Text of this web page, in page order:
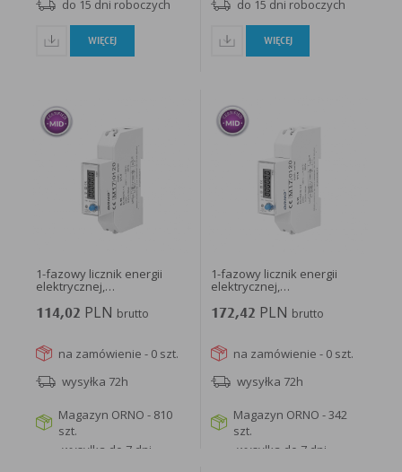
do 15 dni roboczych
WIĘCEJ
do 15 dni roboczych
WIĘCEJ
1-fazowy licznik energii
elektrycznej,
dwukierunkowy...
114,02 PLN brutto
na zamówienie - 0 szt.
wysyłka 72h
Magazyn ORNO - 810
szt.
wysyłka do 7 dni
1-fazowy licznik energii
elektrycznej,
dwukierunkowy...
172,42 PLN brutto
na zamówienie - 0 szt.
wysyłka 72h
Magazyn ORNO - 342
szt.
wysyłka do 7 dni